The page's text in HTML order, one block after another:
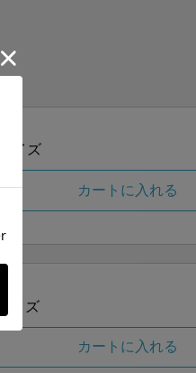
サイズ
カートに入れる
サイズ
カートに入れる